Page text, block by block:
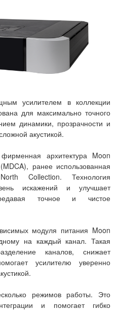
усилителем в коллекции
для максимально точного
динамики, прозрачности и
акустикой.
архитектура Moon
ранее использованная
Collection. Технология
искажений и улучшает
точное и чистое
модуля питания Moon
на каждый канал. Такая
каналов, снижает
усилителю уверенно
режимов работы. Это
и помогает гибко